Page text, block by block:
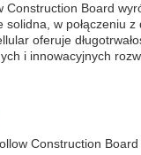
Construction Board
w połączeniu
oferuje
i innowacyjnych
Construction Board